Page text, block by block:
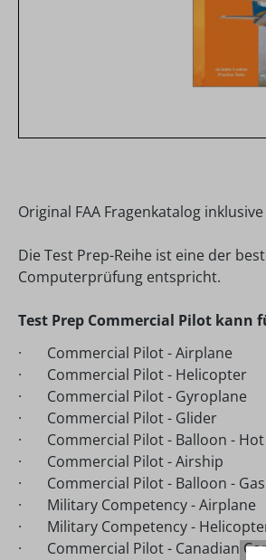
Original FAA Fragenkatalog
Die Test Prep-Reihe ist eine der
Computerprüfung entspricht.
Test Prep Commercial Pilot kann
·
Commercial Pilot - Airplane
·
Commercial Pilot - Helicopter
·
Commercial Pilot - Gyroplane
·
Commercial Pilot - Glider
·
Commercial Pilot - Balloon -
·
Commercial Pilot - Airship
·
Commercial Pilot - Balloon - Gas
·
Military Competency - Airplane
·
Military Competency -
·
Commercial Pilot - Canadian